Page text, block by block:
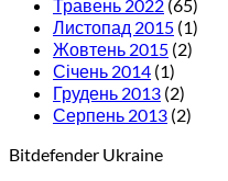
Травень 2022 (65)
Листопад 2015 (1)
Жовтень 2015 (2)
Січень 2014 (1)
Грудень 2013 (2)
Серпень 2013 (2)
Bitdefender Ukraine